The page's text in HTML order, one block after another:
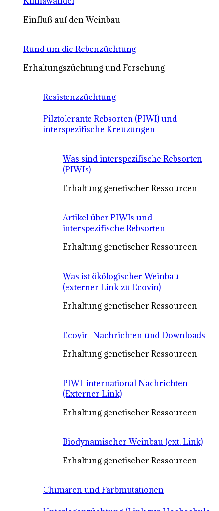
Einfluß auf den Weinbau
Rund um die Rebenzüchtung
Erhaltungszüchtung und Forschung
Resistenzzüchtung
Pilztolerante Rebsorten (PIWI) und
interspezifische Kreuzungen
Was sind interspezifische Rebsorten
(PIWIs)
Erhaltung genetischer Ressourcen
Artikel über PIWIs und
interspezifische Rebsorten
Erhaltung genetischer Ressourcen
Was ist ökölogischer Weinbau
(externer Link zu Ecovin)
Erhaltung genetischer Ressourcen
Ecovin-Nachrichten und Downloads
Erhaltung genetischer Ressourcen
PIWI-international Nachrichten
(Externer Link)
Erhaltung genetischer Ressourcen
Biodynamischer Weinbau (ext. Link)
Erhaltung genetischer Ressourcen
Chimären und Farbmutationen